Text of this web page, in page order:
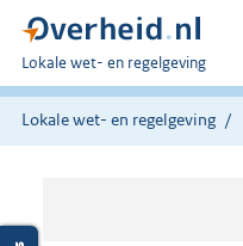
U
bent
hier:
Lokale wet- en regelgeving
Lokale wet- en regelgeving